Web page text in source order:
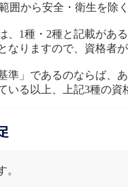
囲から安全・衛生を除
、1種・2種と記載があ
なりますので、資格者
準」であるのならば、
いる以上、上記3種の
。